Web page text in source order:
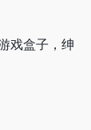
戏盒子，绅